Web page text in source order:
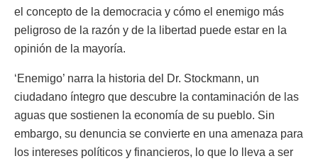
el concepto de la democracia y cómo el enemigo más
peligroso de la razón y de la libertad puede estar en la
opinión de la mayoría.
‘Enemigo’ narra la historia del Dr. Stockmann, un
ciudadano íntegro que descubre la contaminación de las
aguas que sostienen la economía de su pueblo. Sin
embargo, su denuncia se convierte en una amenaza para
los intereses políticos y financieros, lo que lo lleva a ser